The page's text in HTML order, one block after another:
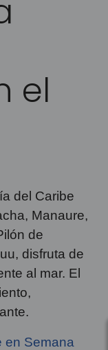
el
del Caribe
Manaure,
de
disfruta de
al mar. El
en Semana